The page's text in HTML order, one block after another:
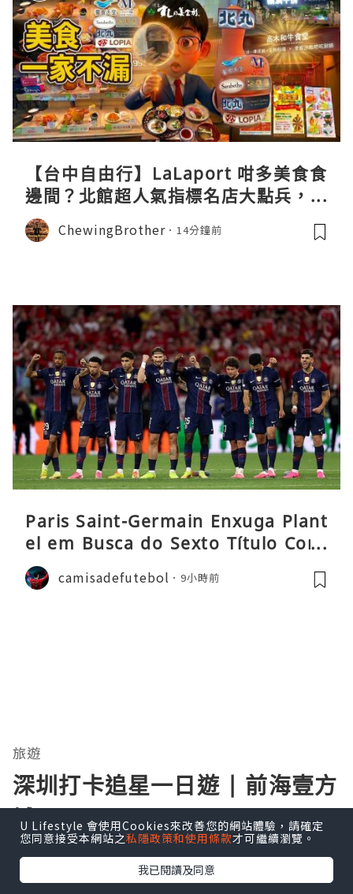
【台中自由行】LaLaport 咁多美食食
邊間？北館超人氣指標名店大點兵，深
度實測日本直送「北丸」職人料理與南
館 LOPIA 超市神級熟食區！
ChewingBrother 14分鐘前
Paris Saint-Germain Enxuga Plant
el em Busca do Sexto Título Cons
ecutivo da Liga
camisadefutebol 9小時前
旅遊
深圳打卡追星一日遊 | 前海壹方
城
瀏覽次數:819
U Lifestyle 會使用Cookies來改善您的網站體驗，請確定
您同意接受本網站之私隱政策和使用條款才可繼續瀏覽。
我已閱讀及同意